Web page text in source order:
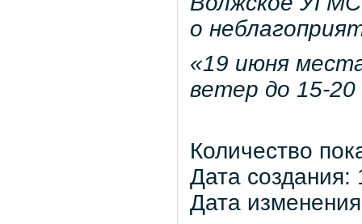
о
«19 июня
ветер до 15-20
Количество
Дата
Дата